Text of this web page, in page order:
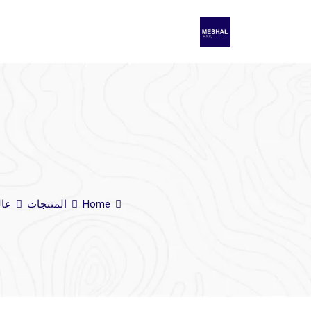
Home المنتجات